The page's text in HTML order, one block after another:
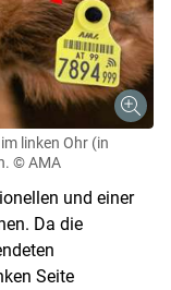
linken Ohr (in
© AMA
und einer
Da die
Seite